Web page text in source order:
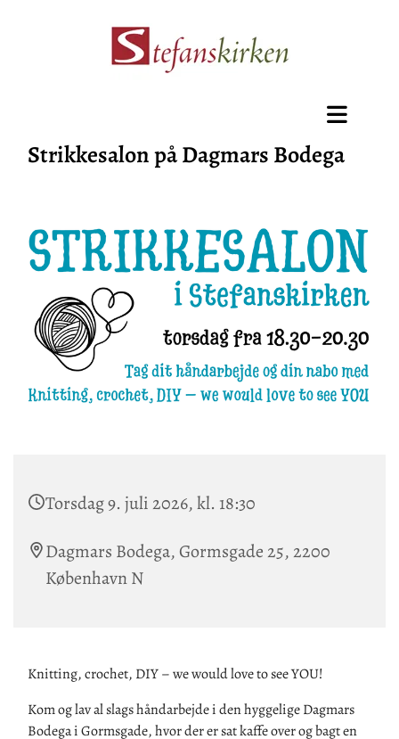
Strikkesalon på Dagmars Bodega
Torsdag 9. juli 2026, kl. 18:30
Dagmars Bodega, Gormsgade 25, 2200
København N
Knitting, crochet, DIY – we would love to see YOU!
Kom og lav al slags håndarbejde i den hyggelige Dagmars
Bodega i Gormsgade, hvor der er sat kaffe over og bagt en